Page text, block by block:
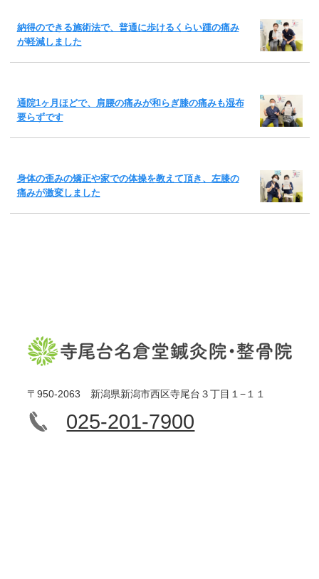
納得のできる施術法で、普通に歩けるくらい踵の痛み
が軽減しました
通院1ヶ月ほどで、肩腰の痛みが和らぎ膝の痛みも湿布
要らずです
身体の歪みの矯正や家での体操を教えて頂き、左膝の
痛みが激変しました
〒950-2063 新潟県新潟市西区寺尾台３丁目１−１１
025-201-7900